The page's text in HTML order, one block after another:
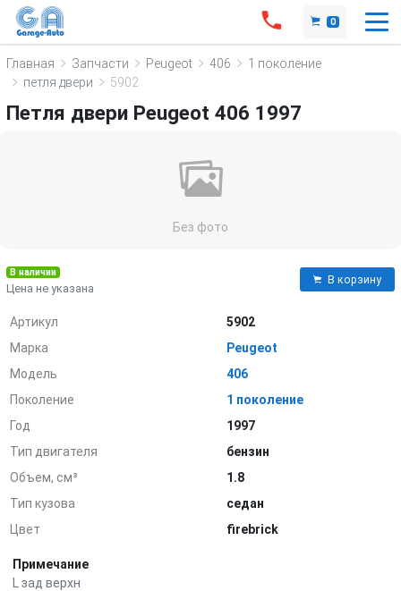
0
Главная Запчасти Peugeot 406
1 поколение
петля двери
5902
Петля двери Peugeot 406 1997
Без фото
В наличии
Цена не указана
В корзину
Артикул
5902
Марка
Peugeot
Модель
406
Поколение
1 поколение
Год
1997
Тип двигателя
бензин
Объем, см³
1.8
Тип кузова
седан
Цвет
firebrick
Примечание
L зад верхн